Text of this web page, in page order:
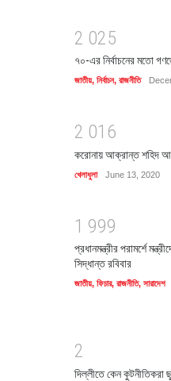
2 025
৭০-এর নির্বাচনের মতো
জাতীয়, নির্বাচন, রাজনীতি
2 01 6
করোনায় আক্রান্ত শহিদ
খেলাধুলা June 13, 2020
1 999
প্রধানমন্ত্রীর পরামর্শে
সিদ্ধান্ত রবিবার
জাতীয়, ফিচার, রাজনীতি, সারাদেশ
2
দিল্লীতে কেন কুটনীতিকরা